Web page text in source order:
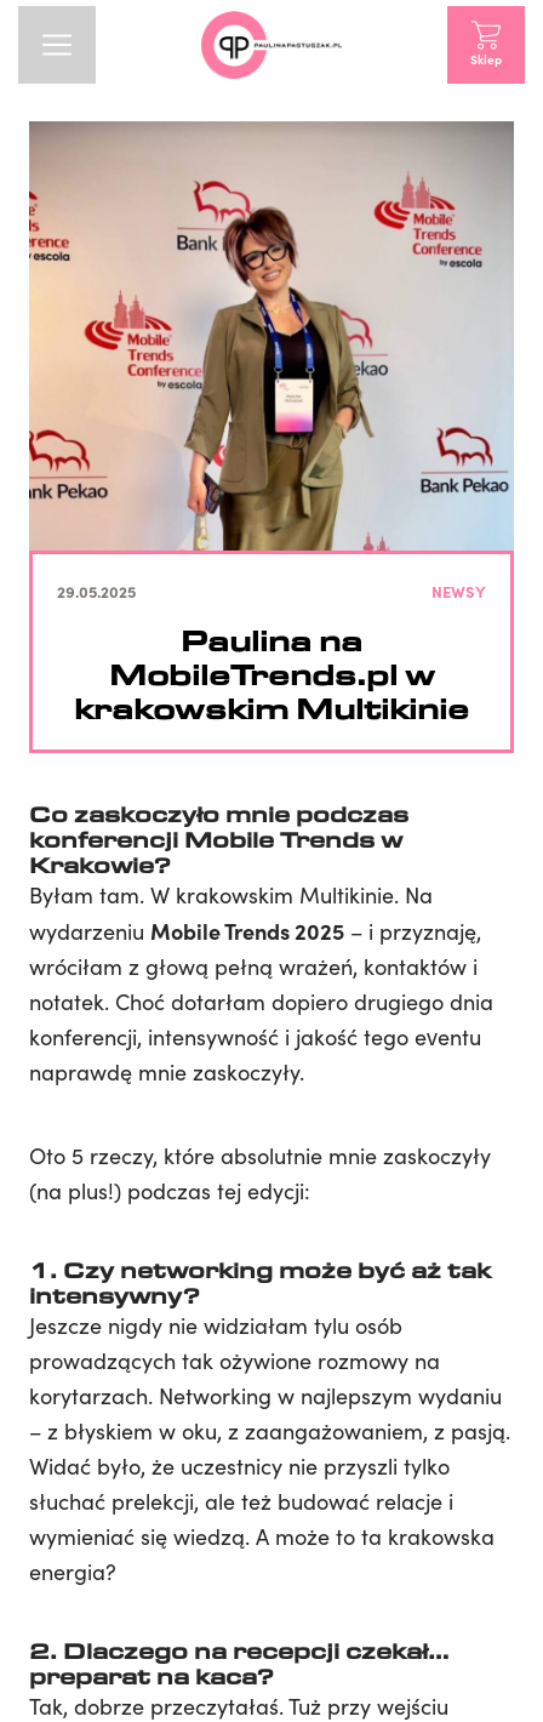
Sklep
29.05.2025 NEWSY
Paulina na
MobileTrends.pl w
krakowskim Multikinie
Co zaskoczyło mnie podczas
konferencji Mobile Trends w
Krakowie?
Byłam tam. W krakowskim Multikinie. Na
wydarzeniu Mobile Trends 2025 – i przyznaję,
wróciłam z głową pełną wrażeń, kontaktów i
notatek. Choć dotarłam dopiero drugiego dnia
konferencji, intensywność i jakość tego eventu
naprawdę mnie zaskoczyły.
Oto 5 rzeczy, które absolutnie mnie zaskoczyły
(na plus!) podczas tej edycji:
1. Czy networking może być aż tak
intensywny?
Jeszcze nigdy nie widziałam tylu osób
prowadzących tak ożywione rozmowy na
korytarzach. Networking w najlepszym wydaniu
– z błyskiem w oku, z zaangażowaniem, z pasją.
Widać było, że uczestnicy nie przyszli tylko
słuchać prelekcji, ale też budować relacje i
wymieniać się wiedzą. A może to ta krakowska
energia?
2. Dlaczego na recepcji czekał…
preparat na kaca?
Tak, dobrze przeczytałaś. Tuż przy wejściu